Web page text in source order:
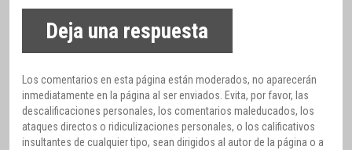
Deja una respuesta
Los comentarios en esta página están moderados, no aparecerán
inmediatamente en la página al ser enviados. Evita, por favor, las
descalificaciones personales, los comentarios maleducados, los
ataques directos o ridiculizaciones personales, o los calificativos
insultantes de cualquier tipo, sean dirigidos al autor de la página o a